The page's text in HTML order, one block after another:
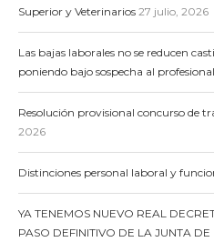
Superior y Veterinarios 27 julio, 2026
Las bajas laborales no se reducen
poniendo bajo sospecha al
Resolución provisional concurso de
2026
Distinciones personal laboral y
YA TENEMOS NUEVO REAL
PASO DEFINITIVO DE LA JUNTA DE